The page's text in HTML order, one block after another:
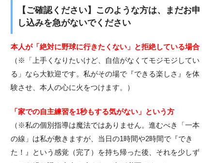
【ご確認ください】このような方は、まだお申
し込みを急がないでください
本人が「絶対に野球に行きたくない」と拒絶している場合
（※「上手くなりたいけど、自信がなくてモジモジしてい
る」なら大歓迎です。私がその場で『できる楽しさ』を体
験させ、本人の心に火をつけます。）
「家での自主練習を1秒もする気がない」という方
（※私の個別指導は魔法ではありません。進むべき「一本
の線」は私が敷きますが、当日の1時間や2時間で『でき
た！』という感覚（完了）を持ち帰った後、それを少しず